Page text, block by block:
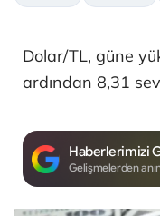
Dolar/TL, güne
ardından 8,31
Haberlerimizi
Gelişmelerden